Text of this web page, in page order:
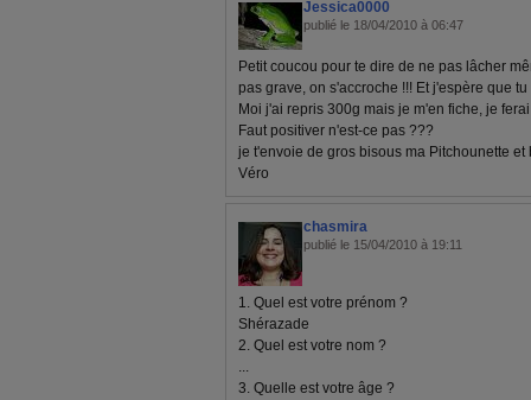
Jessica0000
publié le 18/04/2010 à 06:47
Petit coucou pour te dire de ne pas lâcher
pas grave, on s'accroche !!! Et j'espère que
Moi j'ai repris 300g mais je m'en fiche, je
Faut positiver n'est-ce pas ???
je t'envoie de gros bisous ma Pitchounette et
Véro
chasmira
publié le 15/04/2010 à 19:11
1. Quel est votre prénom ?
Shérazade
2. Quel est votre nom ?
...
3. Quelle est votre âge ?